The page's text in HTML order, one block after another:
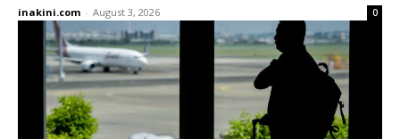
inakini.com - August 3, 2026 0